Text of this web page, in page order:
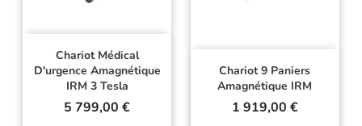
Chariot Médical
D'urgence Amagnétique
IRM 3 Tesla
Prix
5 799,00 €
Chariot 9 Paniers
Amagnétique IRM
Prix
1 919,00 €